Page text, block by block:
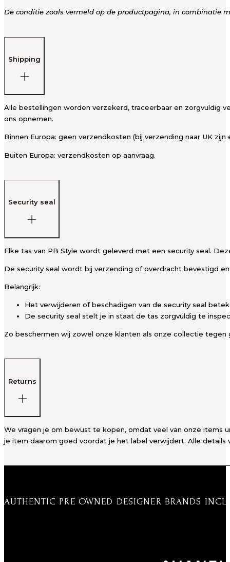
De conditie zoals vermeld op de productpagina, in combinatie
Shipping
Alle bestellingen worden verzekerd, traceerbaar en zorgvuldig
ons opnemen.
Binnen Europa: geen verzendkosten (bij verzending naar UK
Buiten Europa: verzendkosten op aanvraag.
Security seal
Elke tas van PB Style wordt geleverd met een security seal.
De security seal wordt bij verzending of overdracht bevestigd
Belangrijk:
Het verwijderen of beschadigen van de security seal
De security seal stelt je in staat de tas zorgvuldig te
Zo beschermen wij zowel onze klanten als onze collectie tegen
Returns
We vragen je om bewust te kopen, omdat veel van onze items
je item daarom goed voordat je het label verwijdert. Alle details
AUTHENTIC PRE OWNED DESIGNER BRANDS